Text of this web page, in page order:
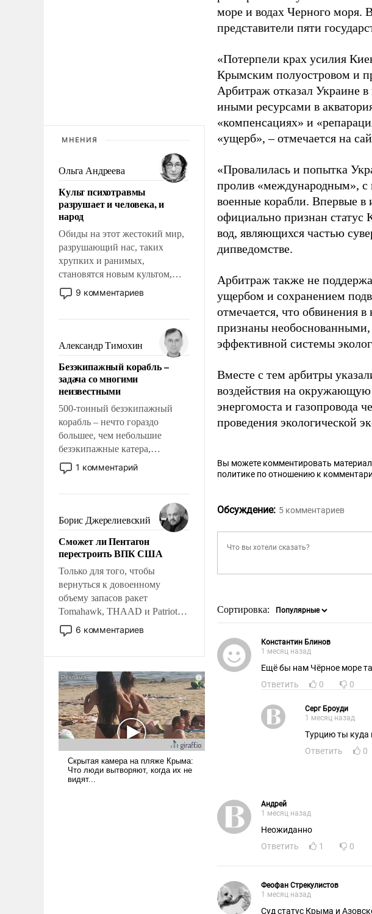
МНЕНИЯ
Ольга Андреева
Культ психотравмы
разрушает и человека, и
народ
Обиды на этот жестокий мир,
разрушающий нас, таких
хрупких и ранимых,
становятся новым культом,
постепенно вытесняя и
отменяя традиционное
мужественным и твердым под
ударами судьбы, брать на себя
ответственность, помогать
слабым, идти вперед и
адаптироваться.
9 комментариев
Александр Тимохин
Безэкипажный корабль –
задача со многими
неизвестными
500-тонный безэкипажный
корабль – нечто гораздо
большее, чем небольшие
безэкипажные катера,
применение которых уже
стало обыденностью. Задача по
сложна и амбициозна. Однако
и ее реализация радикально
поднимет наши боевые
возможности.
1 комментарий
Борис Джерелиевский
Сможет ли Пентагон
перестроить ВПК США
Только для того, чтобы
вернуться к довоенному
объему запасов ракет
Tomahawk, THAAD и Patriot
США потребуется более трех
лет. Даже небольшая война с
Сложившаяся ситуация
означает многолетний период
уязвимости США, например,
перед Китаем.
6 комментариев
море и водах Черного моря.
представители пяти
«Потерпели крах усилия
Крымским полуостровом и
Арбитраж отказал Украине
иными ресурсами в
«компенсациях» и
«ущерб», – отмечается на
«Провалилась и попытка
пролив «международным», с
военные корабли. Впервые
официально признан статус
вод, являющихся частью
дипведомстве.
Арбитраж также не
ущербом и сохранением
отмечается, что обвинения
признаны
эффективной системы
Вместе с тем арбитры
воздействия на
энергомоста и газопровода
проведения экологической
Вы можете комментировать
политике по отношению к
Обсуждение: 5 комментариев
Сортировка:
Константин Блинов
1 месяц назад
Ещё бы нам Чёрное море
Ответить
0 0
Серг Броуди
1 месяц назад
Турцию ты куда
Ответить
0
Андрей
1 месяц назад
Неожиданно
Ответить
1 0
Феофан Стрекулистов
1 месяц назад
Суд статус Крыма и